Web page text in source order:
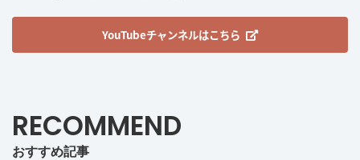
YouTubeチャンネルはこちら
RECOMMEND
おすすめ記事